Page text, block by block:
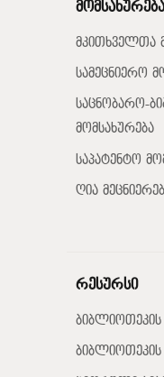
მომსახურება
მკითხველთა
სამეცნიერო
საცნობარო-
მომსახურება
საპატენტო
ღია
რესურსი